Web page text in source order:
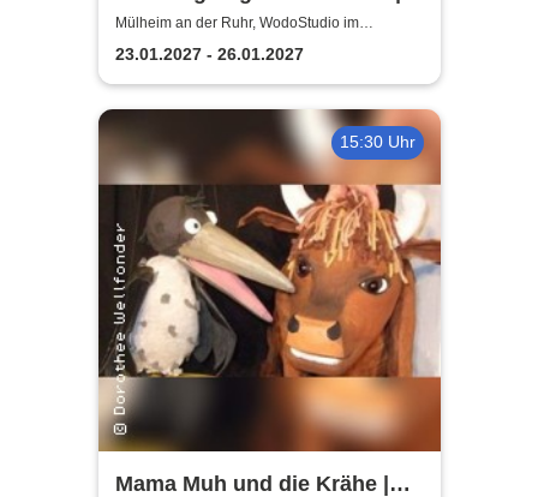
WodoStudio im
Ringlokschuppen Ruhr
Mülheim an der Ruhr, WodoStudio im
Ringlokschuppen Ruhr
23.01.2027 - 26.01.2027
15:30 Uhr
Mama Muh und die Krähe |